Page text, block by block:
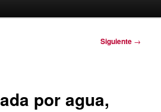
Siguiente →
por agua,